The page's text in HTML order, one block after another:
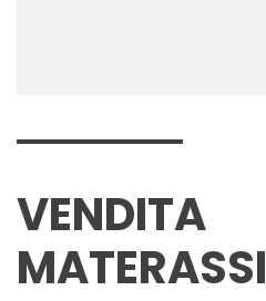
VENDITA
MATERASSI